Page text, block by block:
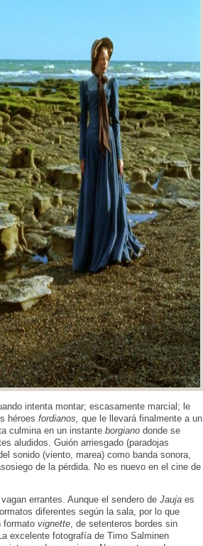
intenta montar; escasamente marcial; le
héroes fordianos, que le llevará finalmente a un
culmina en un instante borgiano donde se
aludidos. Guión arriesgado (paradojas
sonido (viento, marea) como banda sonora,
de la pérdida. No es nuevo en el cine de
vagan errantes. Aunque el sendero de Jauja es
diferentes según la sala, por lo que
formato vignette, de setenteros bordes sin
excelente fotografía de Timo Salminen